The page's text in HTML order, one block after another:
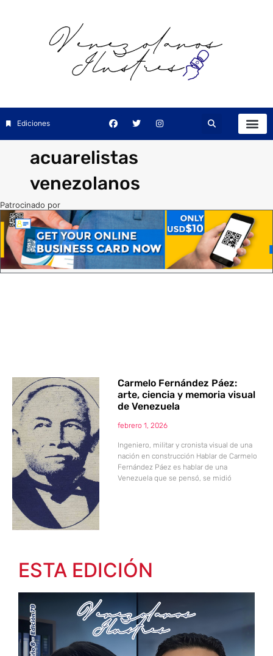
Ediciones
acuarelistas
venezolanos
Patrocinado por
Carmelo Fernández Páez:
arte, ciencia y memoria visual
de Venezuela
febrero 1, 2026
Ingeniero, militar y cronista visual de una
nación en construcción Hablar de Carmelo
Fernández Páez es hablar de una
Venezuela que se pensó, se midió
ESTA EDICIÓN